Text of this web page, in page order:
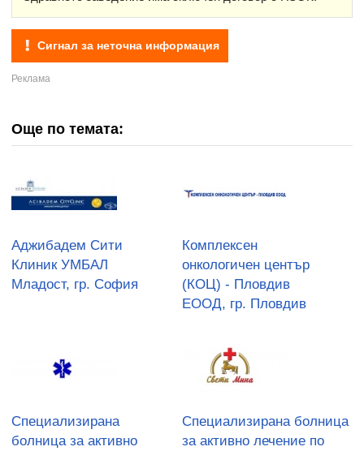
Сигнал за неточна информация
Още по темата:
Аджибадем Сити
Клиник УМБАЛ
Младост, гр. София
Комплексен
онкологичен център
(КОЦ) - Пловдив
ЕООД, гр. Пловдив
Специализирана
болница за активно
Специализирана болница
за активно лечение по